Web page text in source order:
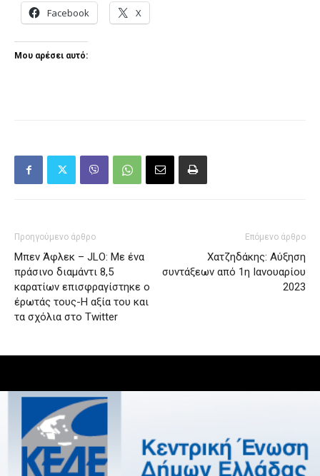
Facebook X
Μου αρέσει αυτό:
Προηγούμενο άρθρο
Μπεν Άφλεκ – JLO: Με ένα
πράσινο διαμάντι 8,5
καρατίων επισφραγίστηκε ο
έρωτάς τους-Η αξία του και
τα σχόλια στο Twitter
Επόμενο άρθρο
Χατζηδάκης: Αύξηση
συντάξεων από 1η Ιανουαρίου
2023